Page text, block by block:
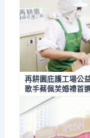
再耕園庇護工場公
歌手蔡佩芙婚禮首